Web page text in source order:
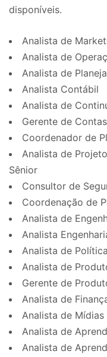
disponíveis.
Analista de
Analista de
Analista de
Analista Contábil
Analista de
Gerente de
Coordenador de
Analista de
Sênior
Consultor de
Coordenação de
Analista de
Analista
Analista de
Analista de
Gerente de
Analista de
Analista de
Analista de
Analista de